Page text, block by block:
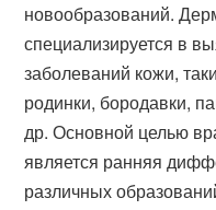
новообразований.
специализируется в
заболеваний кожи,
родинки, бородавки,
др. Основной целью
является ранняя
различных